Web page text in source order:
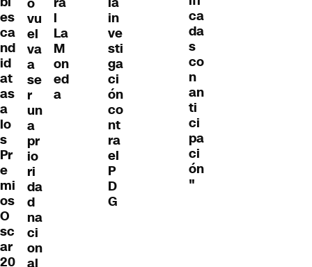
es
ca
nd
id
at
as
a
lo
s
Pr
e
mi
os
O
sc
ar
20
o
vu
el
va
a
se
r
un
a
pr
io
ri
da
d
na
ci
on
l
La
M
on
ed
a
in
ve
sti
ga
ci
ón
co
nt
ra
el
P
D
G
ca
da
s
co
n
an
ti
ci
pa
ci
ón
"